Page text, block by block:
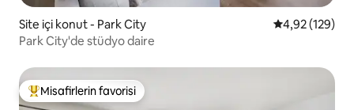
Site içi konut - Park City 5 üzerinden
4,92 (129)
Park City'de stüdyo daire
Misafirlerin favorilerinden en beğenilenler arasında
Misafirlerin favorisi